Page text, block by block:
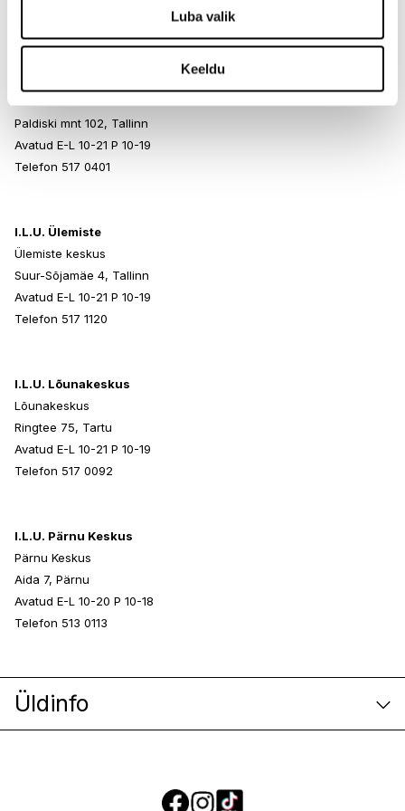
Luba valik
Keeldu
Paldiski mnt 102, Tallinn
Avatud E-L 10-21 P 10-19
Telefon 517 0401
I.L.U. Ülemiste
Ülemiste keskus
Suur-Sõjamäe 4, Tallinn
Avatud E-L 10-21 P 10-19
Telefon 517 1120
I.L.U. Lõunakeskus
Lõunakeskus
Ringtee 75, Tartu
Avatud E-L 10-21 P 10-19
Telefon 517 0092
I.L.U. Pärnu Keskus
Pärnu Keskus
Aida 7, Pärnu
Avatud E-L 10-20 P 10-18
Telefon 513 0113
Üldinfo